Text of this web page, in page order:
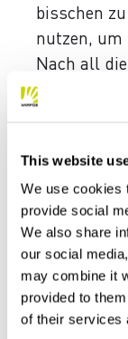
This website
We use cookies
provide social
We also share
our social
may combine it
provided to
of their services
bisschen
nutzen, um
Nach all